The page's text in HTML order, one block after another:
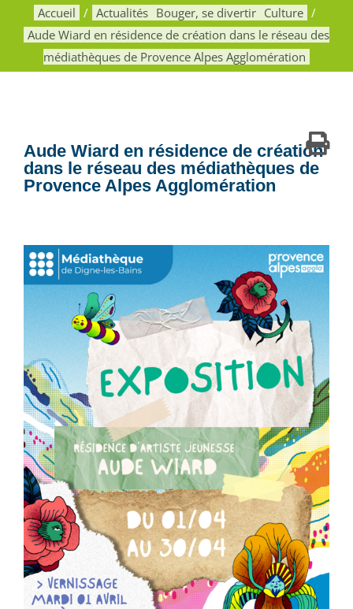
Accueil Actualités Bouger, se divertir Culture
Aude Wiard en résidence de création dans le réseau des
médiathèques de Provence Alpes Agglomération
Aude Wiard en résidence de création
dans le réseau des médiathèques de
Provence Alpes Agglomération